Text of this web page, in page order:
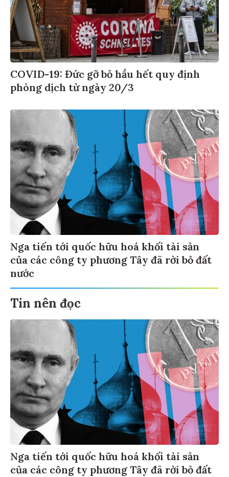
COVID-19: Đức gỡ bỏ hầu hết quy định
phòng dịch từ ngày 20/3
Nga tiến tới quốc hữu hoá khối tài sản
của các công ty phương Tây đã rời bỏ đất
nước
Tin nên đọc
Nga tiến tới quốc hữu hoá khối tài sản
của các công ty phương Tây đã rời bỏ đất